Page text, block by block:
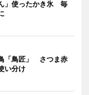
」使ったかき氷 毎
「鳥匠」 さつま赤
い分け